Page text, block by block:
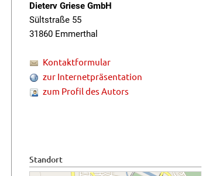
Dieterv Griese GmbH
Sültstraße 55
31860 Emmerthal
Kontaktformular
zur Internetpräsentation
zum Profil des Autors
Standort